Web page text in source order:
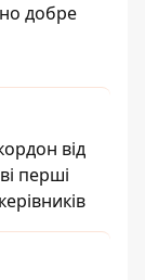
добре
від
перші